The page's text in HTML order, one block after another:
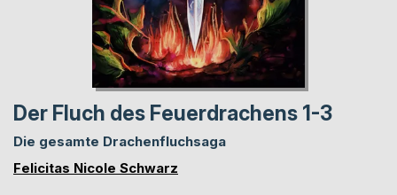
Der Fluch des Feuerdrachens 1-3
Die gesamte Drachenfluchsaga
Felicitas Nicole Schwarz